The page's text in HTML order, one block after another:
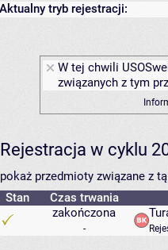
Aktualny tryb rejestracji:
W tej chwili
związanych z tym
Rejestracja w cyklu
pokaż przedmioty związane z
Stan
Czas trwania
zakończona
-